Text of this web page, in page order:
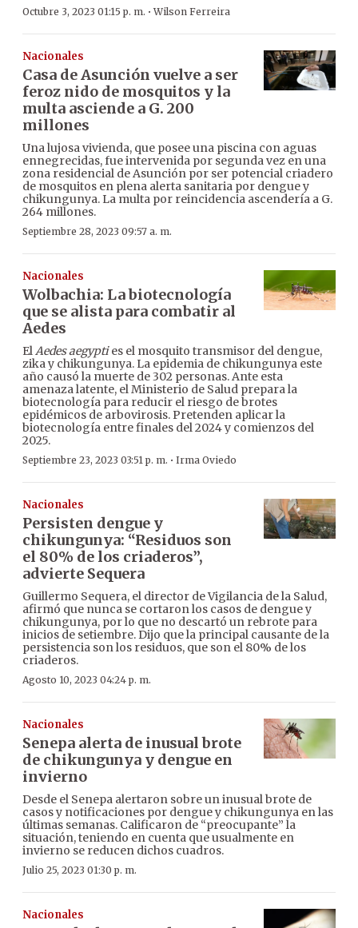
Octubre 3, 2023 01:15 p. m. ·Wilson Ferreira
Nacionales
Casa de Asunción vuelve a ser
feroz nido de mosquitos y la
multa asciende a G. 200
millones
Una lujosa vivienda, que posee una piscina con aguas
ennegrecidas, fue intervenida por segunda vez en una
zona residencial de Asunción por ser potencial criadero
de mosquitos en plena alerta sanitaria por dengue y
chikungunya. La multa por reincidencia ascendería a G.
264 millones.
Septiembre 28, 2023 09:57 a. m.
Nacionales
Wolbachia: La biotecnología
que se alista para combatir al
Aedes
ElAedes aegypties el mosquito transmisor del dengue,
zika y chikungunya. La epidemia de chikungunya este
año causó la muerte de 302 personas. Ante esta
amenaza latente, el Ministerio de Salud prepara la
biotecnología para reducir el riesgo de brotes
epidémicos de arbovirosis. Pretenden aplicar la
biotecnología entre finales del 2024 y comienzos del
2025.
Septiembre 23, 2023 03:51 p. m. · Irma Oviedo
Nacionales
Persisten dengue y
chikungunya: “Residuos son
el 80% de los criaderos”,
advierte Sequera
Guillermo Sequera, el director de Vigilancia de la Salud,
afirmó que nunca se cortaron los casos de dengue y
chikungunya, por lo que no descartó un rebrote para
inicios de setiembre. Dijo que la principal causante de la
persistencia son los residuos, que son el 80% de los
criaderos.
Agosto 10, 2023 04:24 p. m.
Nacionales
Senepa alerta de inusual brote
de chikungunya y dengue en
invierno
Desde el Senepa alertaron sobre un inusual brote de
casos y notificaciones por dengue y chikungunya en las
últimas semanas. Calificaron de “preocupante” la
situación, teniendo en cuenta que usualmente en
invierno se reducen dichos cuadros.
Julio 25, 2023 01:30 p. m.
Nacionales